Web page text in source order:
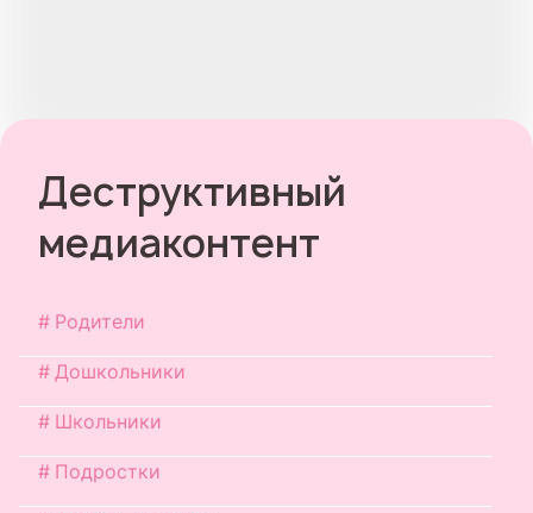
Деструктивный
медиаконтент
Родители
Дошкольники
Школьники
Подростки